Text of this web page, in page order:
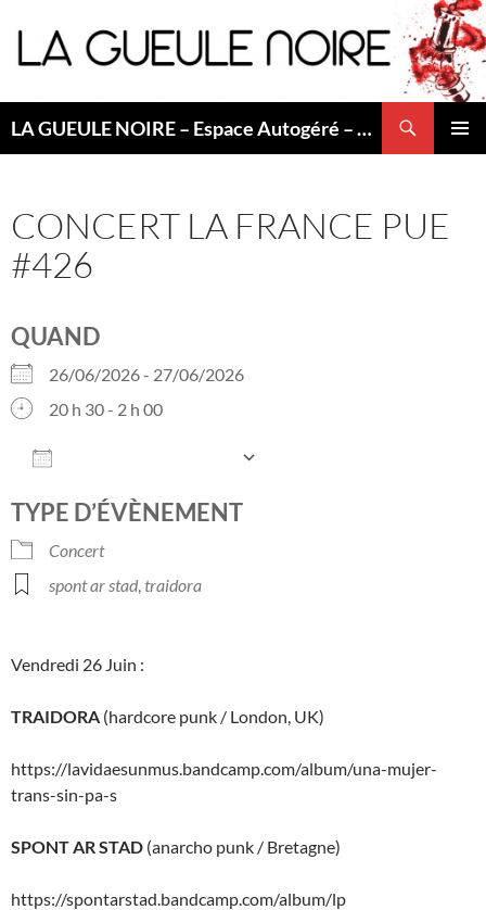
au
contenu
LA GUEULE NOIRE – Espace Autogéré – Saint Etienne
CONCERT LA FRANCE PUE
#426
QUAND
26/06/2026 - 27/06/2026
20 h 30 - 2 h 00
TYPE D’ÉVÈNEMENT
Concert
spont ar stad traidora
Vendredi 26 Juin :
TRAIDORA (hardcore punk / London, UK)
https://lavidaesunmus.bandcamp.com/album/una-mujer-
trans-sin-pa-s
SPONT AR STAD (anarcho punk / Bretagne)
https://spontarstad.bandcamp.com/album/lp